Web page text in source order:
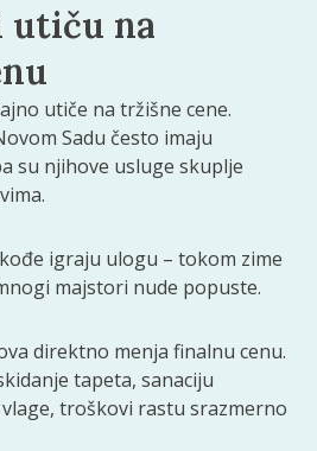
utiču na
utiče na tržišne cene.
Sadu često imaju
su njihove usluge skuplje
igraju ulogu – tokom zime
majstori nude popuste.
direktno menja finalnu cenu.
tapeta, sanaciju
troškovi rastu srazmerno